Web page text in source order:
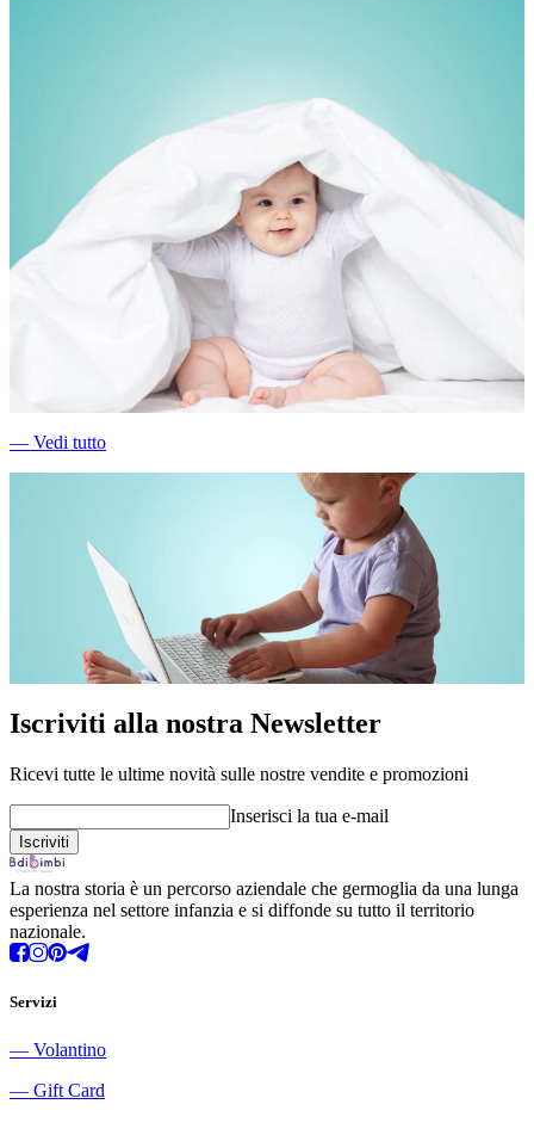
― Vedi tutto
Iscriviti alla nostra Newsletter
Ricevi tutte le ultime novità sulle nostre vendite e promozioni
Inserisci la tua e-mail
La nostra storia è un percorso aziendale che germoglia da una lunga
esperienza nel settore infanzia e si diffonde su tutto il territorio
nazionale.
Servizi
― Volantino
― Gift Card